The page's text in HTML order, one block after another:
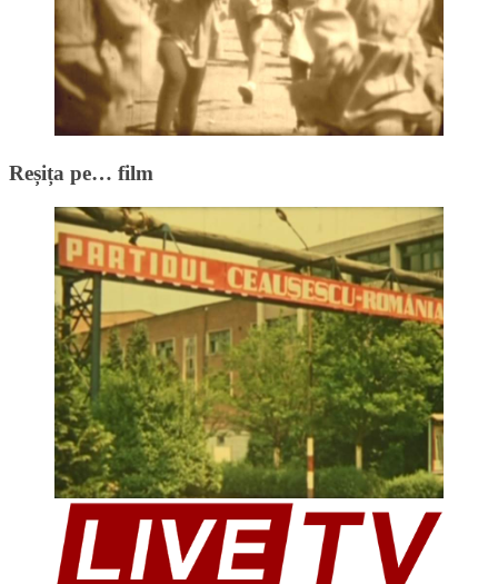
Reșița pe… film